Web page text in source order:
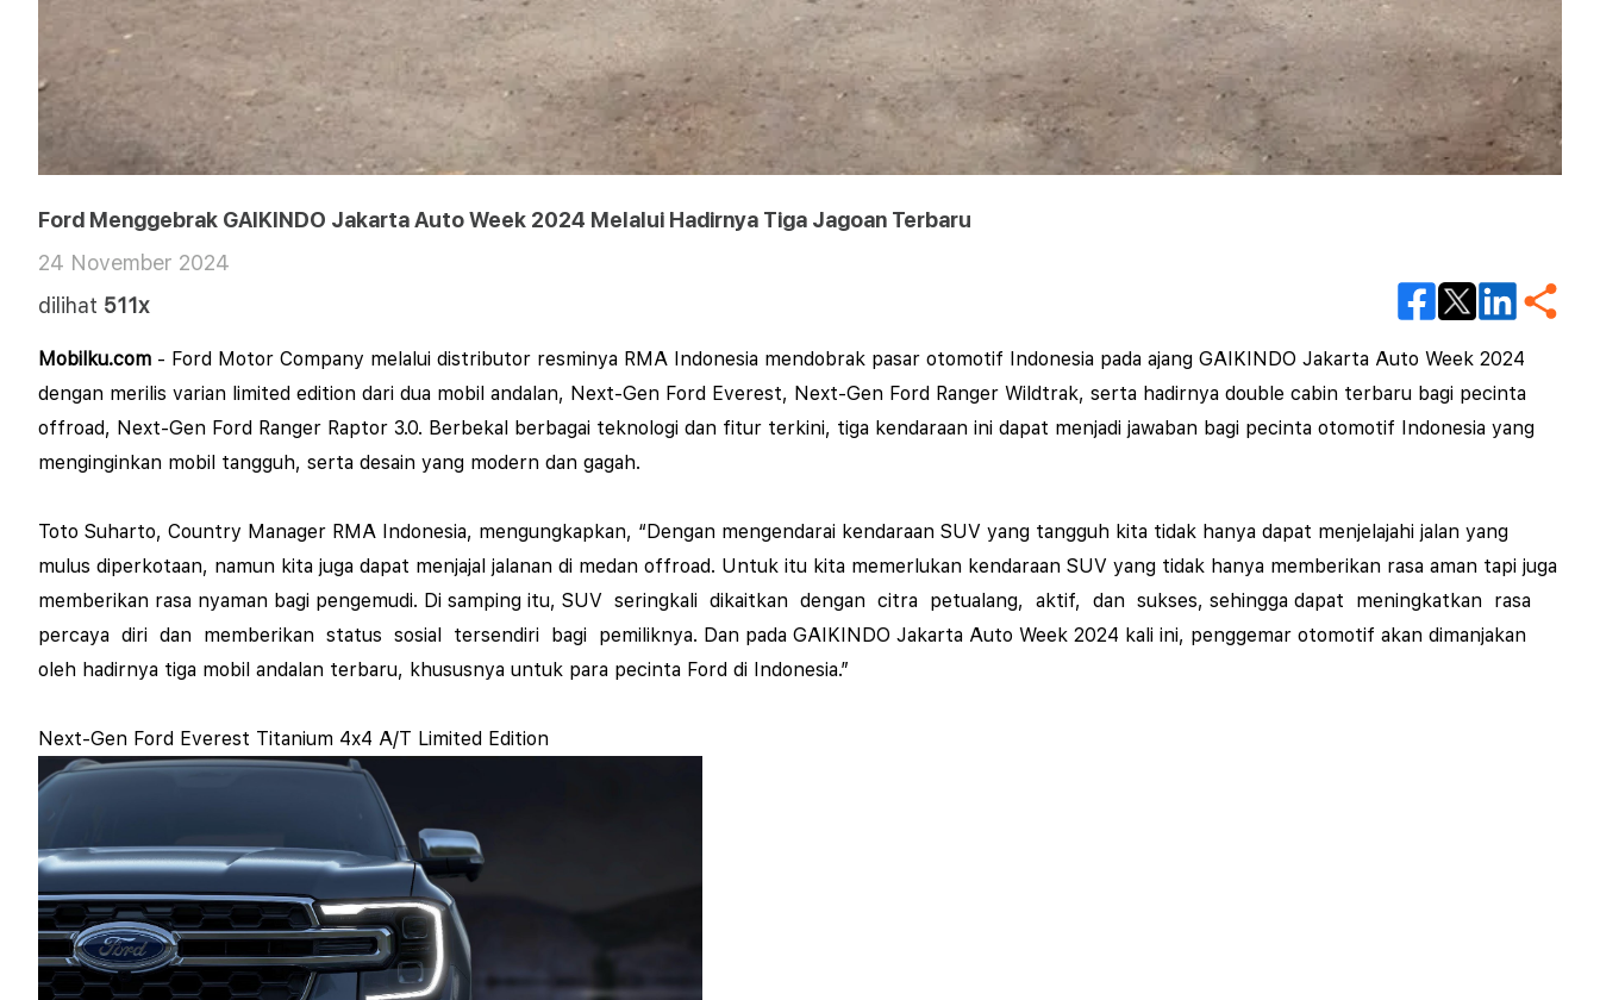
Ford Menggebrak GAIKINDO Jakarta Auto Week 2024 Melalui Hadirnya Tiga Jagoan Terbaru
24 November 2024
dilihat 511x
Mobilku.com - Ford Motor Company melalui distributor resminya RMA Indonesia mendobrak pasar otomotif Indonesia pada ajang GAIKINDO Jakarta Auto Week 2024
dengan merilis varian limited edition dari dua mobil andalan, Next-Gen Ford Everest, Next-Gen Ford Ranger Wildtrak, serta hadirnya double cabin terbaru bagi pecinta
offroad, Next-Gen Ford Ranger Raptor 3.0. Berbekal berbagai teknologi dan fitur terkini, tiga kendaraan ini dapat menjadi jawaban bagi pecinta otomotif Indonesia yang
menginginkan mobil tangguh, serta desain yang modern dan gagah.
Toto Suharto, Country Manager RMA Indonesia, mengungkapkan, “Dengan mengendarai kendaraan SUV yang tangguh kita tidak hanya dapat menjelajahi jalan yang
mulus diperkotaan, namun kita juga dapat menjajal jalanan di medan offroad. Untuk itu kita memerlukan kendaraan SUV yang tidak hanya memberikan rasa aman tapi juga
memberikan rasa nyaman bagi pengemudi. Di samping itu, SUV seringkali dikaitkan dengan citra petualang, aktif, dan sukses, sehingga dapat meningkatkan rasa
percaya diri dan memberikan status sosial tersendiri bagi pemiliknya. Dan pada GAIKINDO Jakarta Auto Week 2024 kali ini, penggemar otomotif akan dimanjakan
oleh hadirnya tiga mobil andalan terbaru, khususnya untuk para pecinta Ford di Indonesia.”
Next-Gen Ford Everest Titanium 4x4 A/T Limited Edition